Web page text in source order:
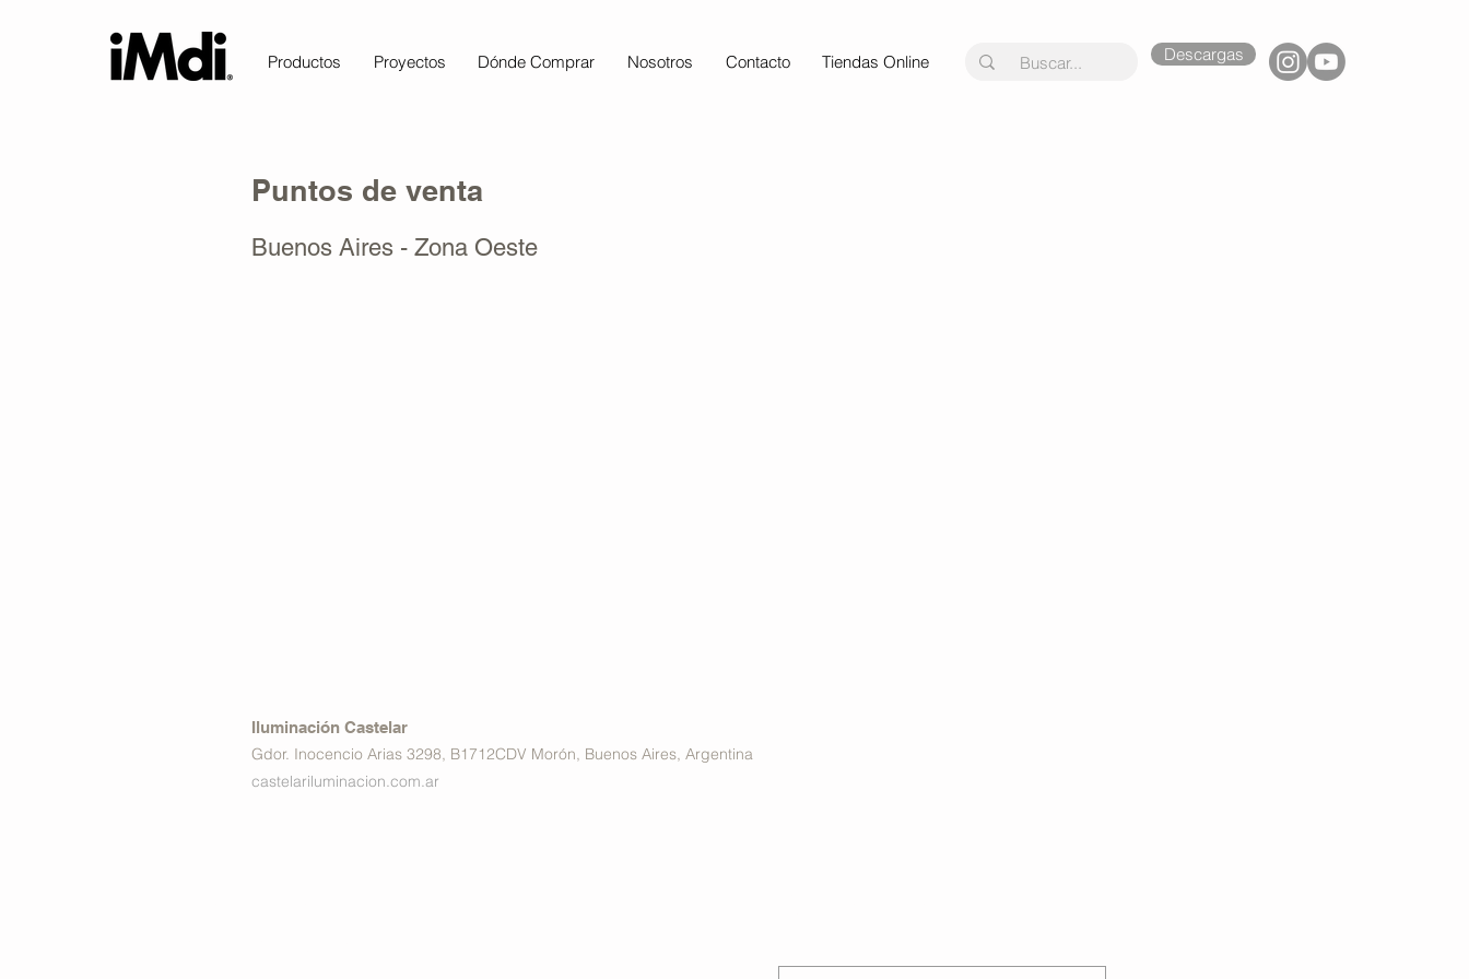
Productos Proyectos Dónde Comprar Nosotros Contacto Tiendas Online Descargas
Puntos de venta
Buenos Aires - Zona Oeste
Iluminación Castelar
Gdor. Inocencio Arias 3298, B1712CDV Morón, Buenos Aires, Argentina
castelariluminacion.com.ar